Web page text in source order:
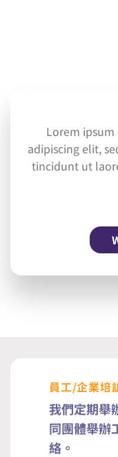
Lorem
adipiscing elit,
tincidunt ut
員工/企業培
我們定期舉
同團體舉辦
絡。